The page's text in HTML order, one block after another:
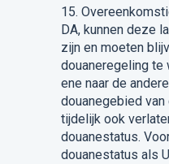
15.
DA, kunnen deze
zijn en moeten
douaneregeling te
ene naar de
douanegebied
tijdelijk ook
douanestatus.
douanestatus als